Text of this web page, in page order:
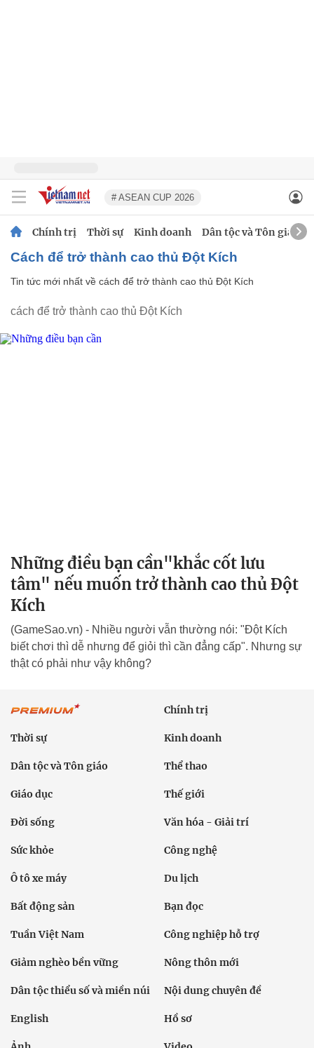
# ASEAN CUP 2026
Chính trị Thời sự Kinh doanh Dân tộc và Tôn giáo
cách để trở thành cao thủ Đột Kích
Tin tức mới nhất về cách để trở thành cao thủ Đột Kích
cách để trở thành cao thủ Đột Kích
Những điều bạn cần"khắc cốt lưu
tâm" nếu muốn trở thành cao thủ Đột
Kích
(GameSao.vn) - Nhiều người vẫn thường nói: "Đột Kích
biết chơi thì dễ nhưng để giỏi thì cần đẳng cấp". Nhưng sự
thật có phải như vậy không?
Chính trị
Thời sự Kinh doanh
Dân tộc và Tôn giáo Thể thao
Giáo dục Thế giới
Đời sống Văn hóa - Giải trí
Sức khỏe Công nghệ
Ô tô xe máy Du lịch
Bất động sản Bạn đọc
Tuần Việt Nam Công nghiệp hỗ trợ
Giảm nghèo bền vững Nông thôn mới
Dân tộc thiểu số và miền núi Nội dung chuyên đề
English Hồ sơ